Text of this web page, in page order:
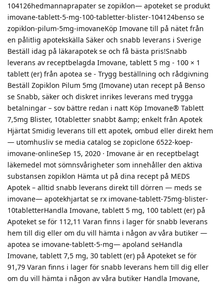
104126hedmannaprapater se zopiklon— apoteket se produkt
imovane-tablett-5-mg-100-tabletter-blister-104124benso se
zopiklon-pilum-5mg-imovaneKöp Imovane till på nätet från
en pålitlig apotekskälla Säker och snabb leverans i Sverige
Beställ idag på läkarapotek se och få bästa pris!Snabb
leverans av receptbelagda Imovane, tablett 5 mg - 100 × 1
tablett (er) från apotea se - Trygg beställning och rådgivning
Beställ Zopiklon Pilum 5mg (Imovane) utan recept på Benso
se Snabb, säker och diskret inrikes leverans med trygga
betalningar – sov bättre redan i natt Köp Imovane® Tablett
7,5mg Blister, 10tabletter snabbt &amp; enkelt från Apotek
Hjärtat Smidig leverans till ett apotek, ombud eller direkt hem
— utomhusliv se media catalog se zopiclone 6522-koep-
imovane-onlineSep 15, 2020 · Imovane är en receptbelagt
läkemedel mot sömnsvårigheter som innehåller den aktiva
substansen zopiklon Hämta ut på dina recept på MEDS
Apotek – alltid snabb leverans direkt till dörren — meds se
imovane— apotekhjartat se rx imovane-tablett-75mg-blister-
10tabletterHandla Imovane, tablett 5 mg, 100 tablett (er) på
Apoteket se för 112,11 Varan finns i lager för snabb leverans
hem till dig eller om du vill hämta i någon av våra butiker —
apotea se imovane-tablett-5-mg— apoland seHandla
Imovane, tablett 7,5 mg, 30 tablett (er) på Apoteket se för
91,79 Varan finns i lager för snabb leverans hem till dig eller
om du vill hämta i någon av våra butiker Handla Imovane,